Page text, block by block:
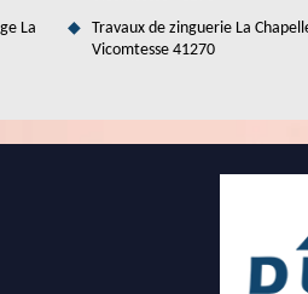
: une spécialité de Duval
La
Travaux de zinguerie La
Vicomtesse 41270